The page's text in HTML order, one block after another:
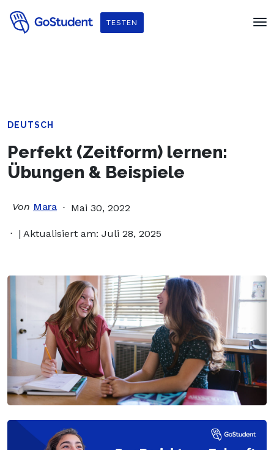
Verbessere dein Englisch und hol dir
Penguin Readers
TESTEN
DEUTSCH
Perfekt (Zeitform) lernen:
Übungen & Beispiele
Von Mara Mai 30, 2022
| Aktualisiert am: Juli 28, 2025